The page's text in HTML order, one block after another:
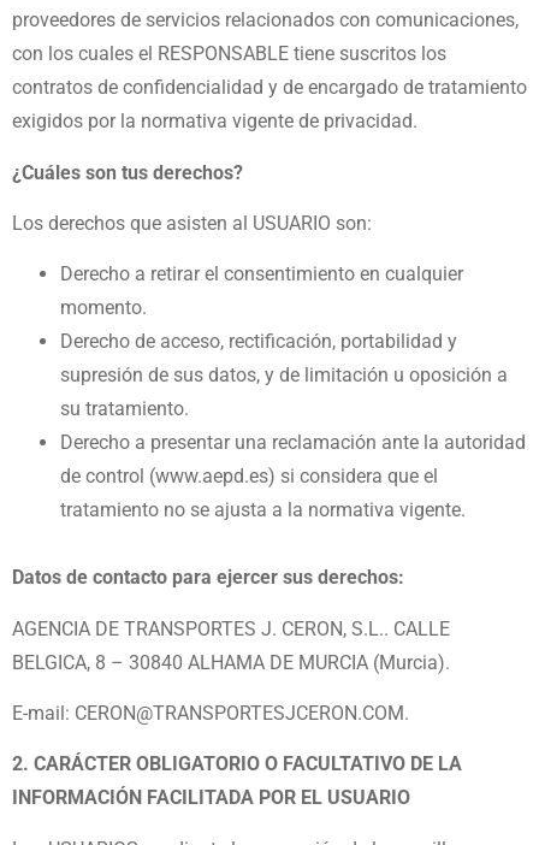
proveedores de servicios relacionados con comunicaciones,
con los cuales el RESPONSABLE tiene suscritos los
contratos de confidencialidad y de encargado de tratamiento
exigidos por la normativa vigente de privacidad.
¿Cuáles son tus derechos?
Los derechos que asisten al USUARIO son:
Derecho a retirar el consentimiento en cualquier
momento.
Derecho de acceso, rectificación, portabilidad y
supresión de sus datos, y de limitación u oposición a
su tratamiento.
Derecho a presentar una reclamación ante la autoridad
de control (www.aepd.es) si considera que el
tratamiento no se ajusta a la normativa vigente.
Datos de contacto para ejercer sus derechos:
AGENCIA DE TRANSPORTES J. CERON, S.L.. CALLE
BELGICA, 8 – 30840 ALHAMA DE MURCIA (Murcia).
E-mail: CERON@TRANSPORTESJCERON.COM.
2. CARÁCTER OBLIGATORIO O FACULTATIVO DE LA
INFORMACIÓN FACILITADA POR EL USUARIO